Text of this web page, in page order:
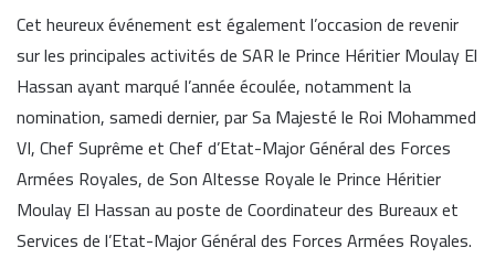
Cet heureux événement est également l’occasion de revenir
sur les principales activités de SAR le Prince Héritier Moulay El
Hassan ayant marqué l’année écoulée, notamment la
nomination, samedi dernier, par Sa Majesté le Roi Mohammed
VI, Chef Suprême et Chef d’Etat-Major Général des Forces
Armées Royales, de Son Altesse Royale le Prince Héritier
Moulay El Hassan au poste de Coordinateur des Bureaux et
Services de l’Etat-Major Général des Forces Armées Royales.